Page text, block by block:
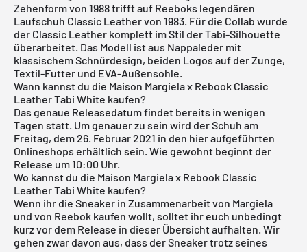
Zehenform von 1988 trifft auf Reeboks legendären
Laufschuh Classic Leather von 1983. Für die Collab wurde
der Classic Leather komplett im Stil der Tabi-Silhouette
überarbeitet. Das Modell ist aus Nappaleder mit
klassischem Schnürdesign, beiden Logos auf der Zunge,
Textil-Futter und EVA-Außensohle.
Wann kannst du die Maison Margiela x Rebook Classic
Leather Tabi White kaufen?
Das genaue Releasedatum findet bereits in wenigen
Tagen statt. Um genauer zu sein wird der Schuh am
Freitag, dem 26. Februar 2021 in den hier aufgeführten
Onlineshops erhältlich sein. Wie gewohnt beginnt der
Release um 10:00 Uhr.
Wo kannst du die Maison Margiela x Rebook Classic
Leather Tabi White kaufen?
Wenn ihr die Sneaker in Zusammenarbeit von Margiela
und von Reebok kaufen wollt, solltet ihr euch unbedingt
kurz vor dem Release in dieser Übersicht aufhalten. Wir
gehen zwar davon aus, dass der Sneaker trotz seines